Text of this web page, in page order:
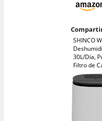
SHINCO
30L/Día,
Filtro de
Drenaje
de